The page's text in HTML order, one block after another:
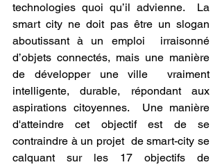
technologies quoi qu’il advienne.  La
smart city ne doit pas être un slogan
aboutissant à un emploi  irraisonné
d’objets connectés, mais une manière
de développer une ville  vraiment
intelligente, durable, répondant aux
aspirations citoyennes.  Une manière
d'atteindre cet objectif est de se
contraindre à un projet  de smart-city se
calquant sur les 17 objectifs de